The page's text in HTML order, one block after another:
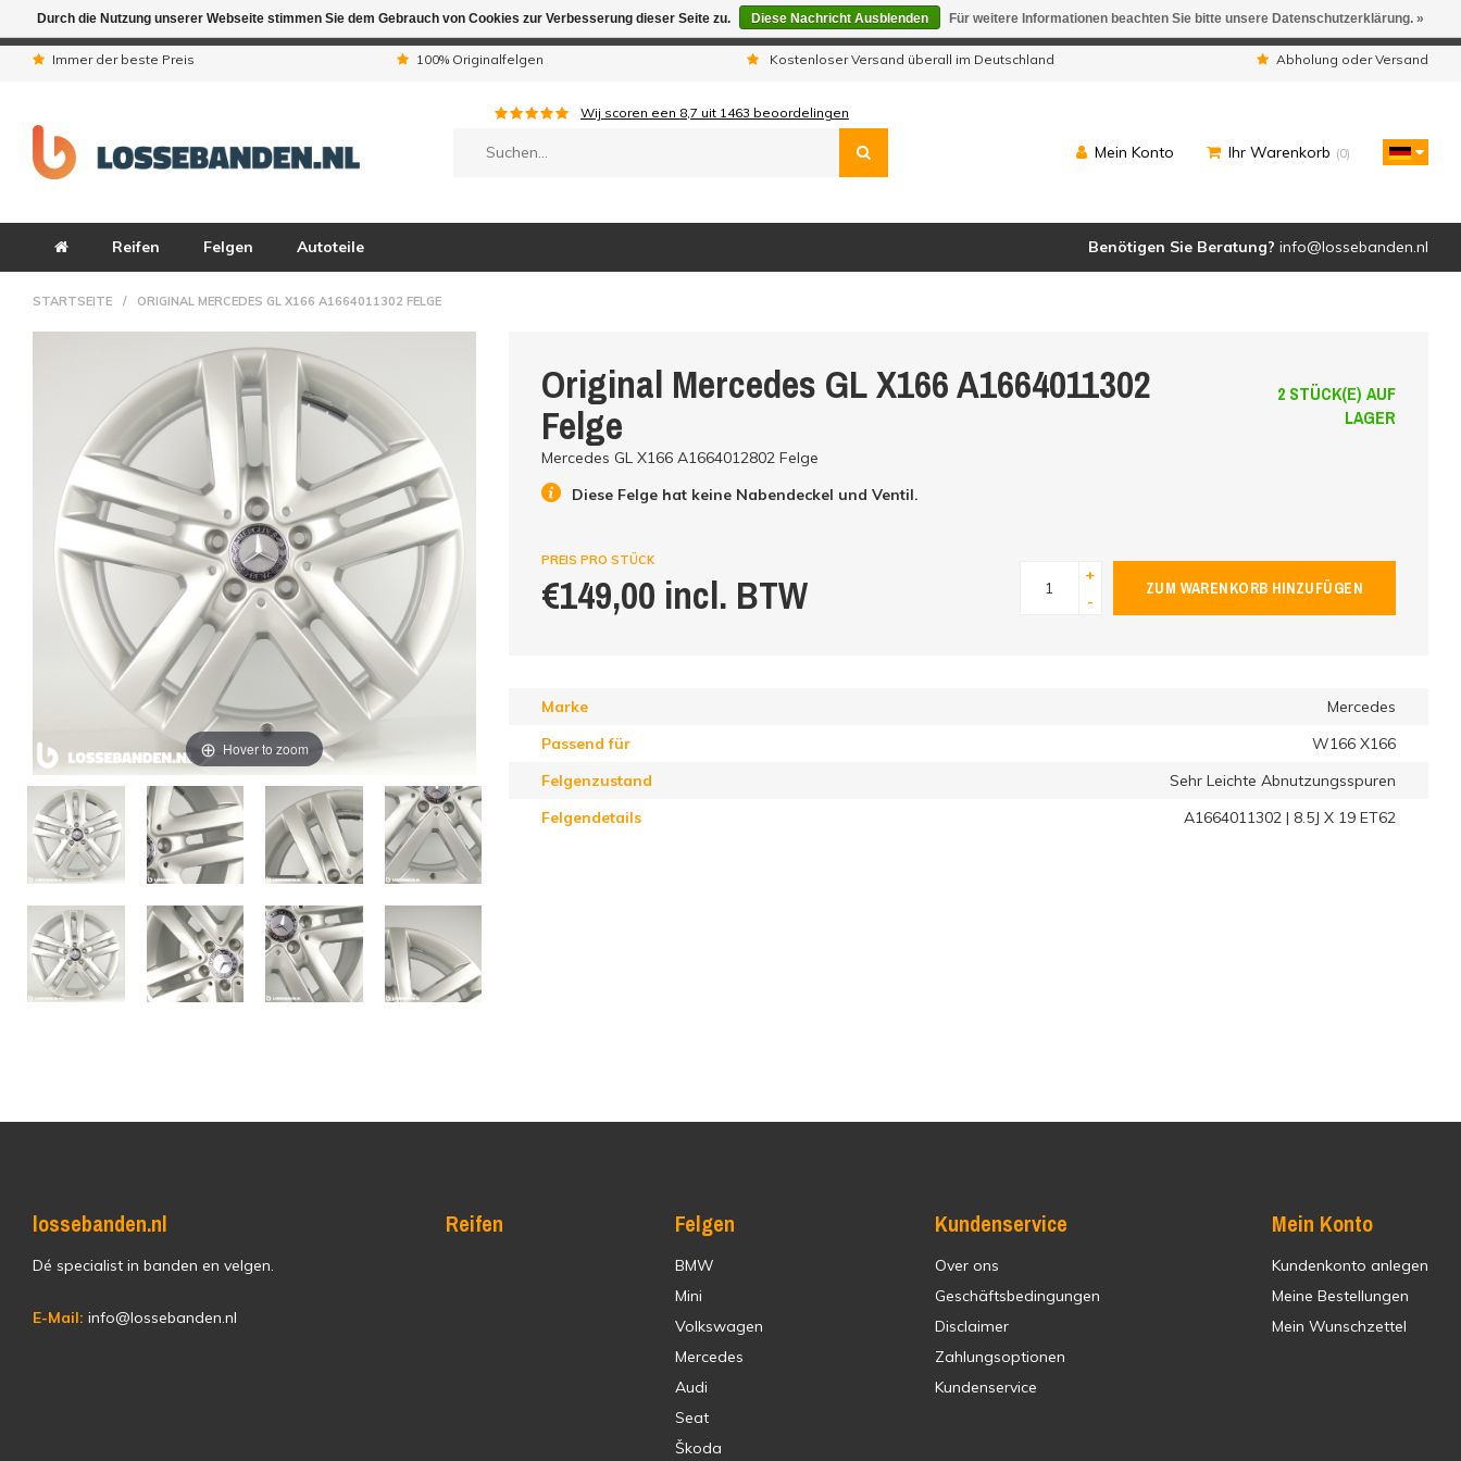
Immer der beste Preis 100% Originalfelgen Kostenloser Versand überall im Deutschland Abholung oder Versand
Wij scoren een 8,7 uit 1463 beoordelingen
Mein Konto Ihr Warenkorb (0)
Reifen Felgen Autoteile Benötigen Sie Beratung? info@lossebanden.nl
STARTSEITE / ORIGINAL MERCEDES GL X166 A1664011302 FELGE
Hover to zoom
Original Mercedes GL X166 A1664011302
Felge
2 STÜCK(E) AUF
LAGER
Mercedes GL X166 A1664012802 Felge
Diese Felge hat keine Nabendeckel und Ventil.
PREIS PRO STÜCK
€149,00 incl. BTW
+
-
ZUM WARENKORB HINZUFÜGEN
Marke
Mercedes
Passend für
W166 X166
Felgenzustand
Sehr Leichte Abnutzungsspuren
Felgendetails
A1664011302 | 8.5J X 19 ET62
lossebanden.nl
Dé specialist in banden en velgen.
E-Mail: info@lossebanden.nl
Reifen Felgen
BMW
Mini
Volkswagen
Mercedes
Audi
Seat
Škoda
Kundenservice
Over ons
Geschäftsbedingungen
Disclaimer
Zahlungsoptionen
Kundenservice
Mein Konto
Kundenkonto anlegen
Meine Bestellungen
Mein Wunschzettel
Durch die Nutzung unserer Webseite stimmen Sie dem Gebrauch von Cookies zur Verbesserung dieser Seite zu. Diese Nachricht Ausblenden Für weitere Informationen beachten Sie bitte unsere Datenschutzerklärung. »
Aufgrund der Ferientagen sind wir telefonisch nicht erreichbar. Aufgegebene Bestellungen werden geliefert.